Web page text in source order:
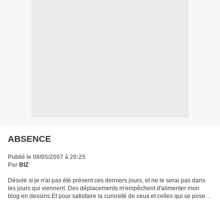
ABSENCE
Publié le 08/05/2007 à 20:25
Par BIZ
Désolé si je n'ai pas été présent ces derniers jours, et ne le serai pas dans
les jours qui viennent. Des déplacements m'empêchent d'alimenter mon
blog en dessins.Et pour satisfaire la curiosité de ceux et celles qui se posent